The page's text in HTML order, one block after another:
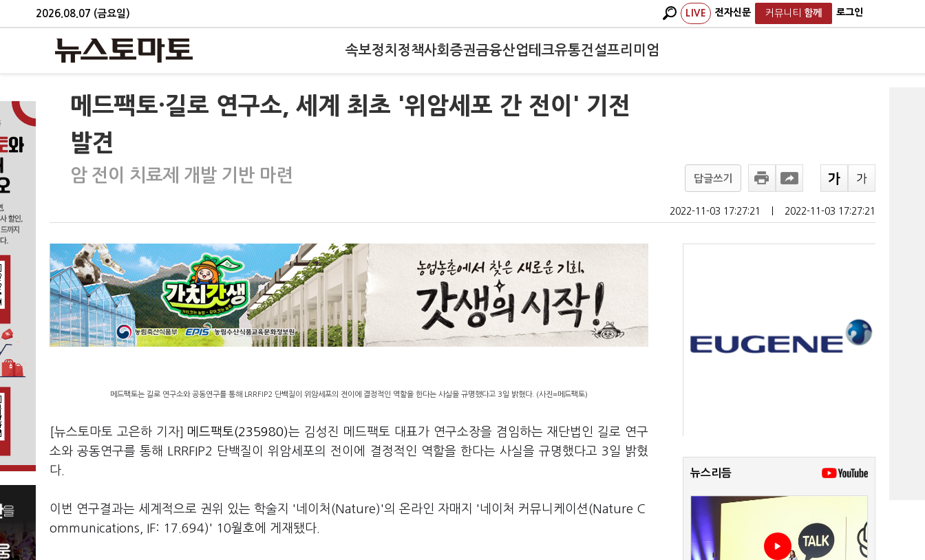
2026.08.07 (금요일) LIVE 전자신문 커뮤니티 함께 로그인
속보정치 정책사회 증권금융산업테크유통건설프리미엄
메드팩토·길로 연구소, 세계 최초 '위암세포 간 전이' 기전
발견
암 전이 치료제 개발 기반 마련 답글쓰기
2022-11-03 17:27:21 2022-11-03 17:27:21
메드팩토는 길로 연구소와 공동연구를 통해 LRRFIP2 단백질이 위암세포의 전이에 결정적인 역할을 한다는 사실을 규명했다고 3일 밝혔다. (사진=메드팩토)
[뉴스토마토 고은하 기자] 메드팩토(235980)는 김성진 메드팩토 대표가 연구소장을 겸임하는 재단법인 길로 연구
소와 공동연구를 통해 LRRFIP2 단백질이 위암세포의 전이에 결정적인 역할을 한다는 사실을 규명했다고 3일 밝혔
다.
이번 연구결과는 세계적으로 권위 있는 학술지 '네이처(Nature)'의 온라인 자매지 '네이처 커뮤니케이션(Nature C
ommunications, IF: 17.694)' 10월호에 게재됐다.
뉴스리듬